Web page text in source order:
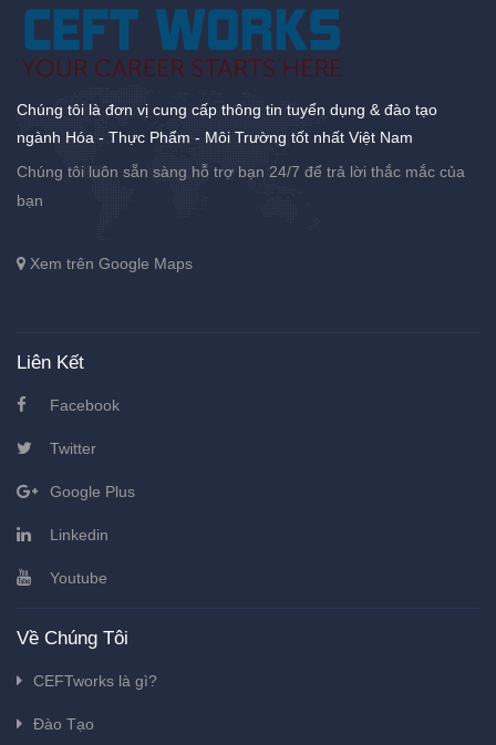
Chúng tôi là đơn vị cung cấp thông tin tuyển dụng & đào tạo
ngành Hóa - Thực Phẩm - Môi Trường tốt nhất Việt Nam
Chúng tôi luôn sẵn sàng hỗ trợ bạn 24/7 để trả lời thắc mắc của
bạn
Xem trên Google Maps
Liên Kết
Facebook
Twitter
Google Plus
Linkedin
Youtube
Về Chúng Tôi
CEFTworks là gì?
Đào Tạo